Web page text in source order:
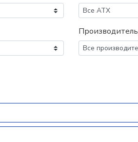
Производитель